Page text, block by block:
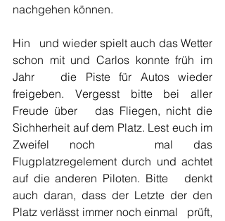
nachgehen können.
Hin   und wieder spielt auch das Wetter
schon mit und Carlos konnte früh im
Jahr   die Piste für Autos wieder
freigeben. Vergesst bitte bei aller
Freude über   das Fliegen, nicht die
Sichherheit auf dem Platz. Lest euch im
Zweifel noch   mal das
Flugplatzregelement durch und achtet
auf die anderen Piloten. Bitte   denkt
auch daran, dass der Letzte der den
Platz verlässt immer noch einmal   prüft,